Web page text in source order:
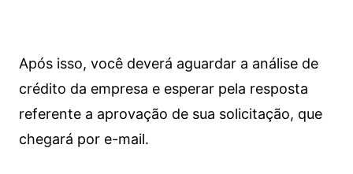
Após isso, você deverá aguardar a análise de
crédito da empresa e esperar pela resposta
referente a aprovação de sua solicitação, que
chegará por e-mail.